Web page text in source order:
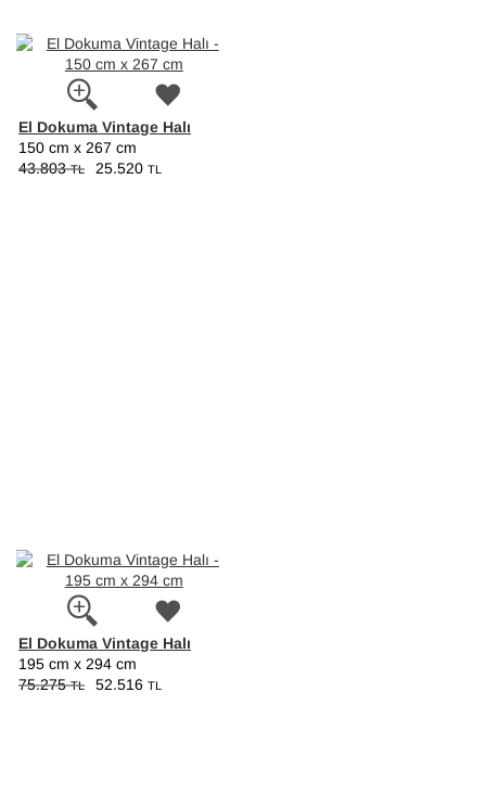
El Dokuma Vintage Halı
150 cm x 267 cm
43.803TL 25.520 TL
El Dokuma Vintage Halı
195 cm x 294 cm
75.275TL 52.516 TL